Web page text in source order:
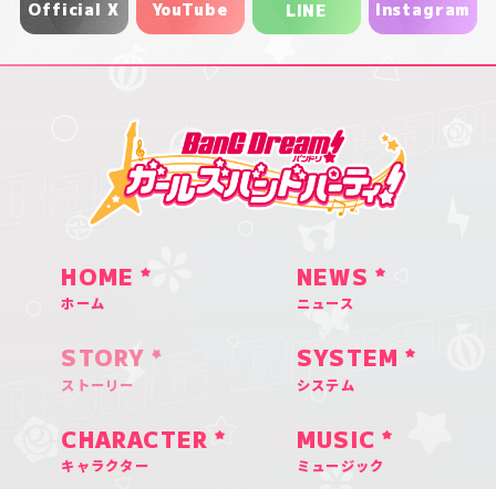
Official X YouTube LINE Instagram
HOME
ホーム
NEWS
ニュース
STORY
ストーリー
SYSTEM
システム
CHARACTER
キャラクター
MUSIC
ミュージック